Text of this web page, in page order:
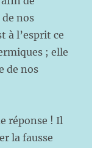
nos
à l’esprit ce
; elle
de nos
réponse ! Il
la fausse